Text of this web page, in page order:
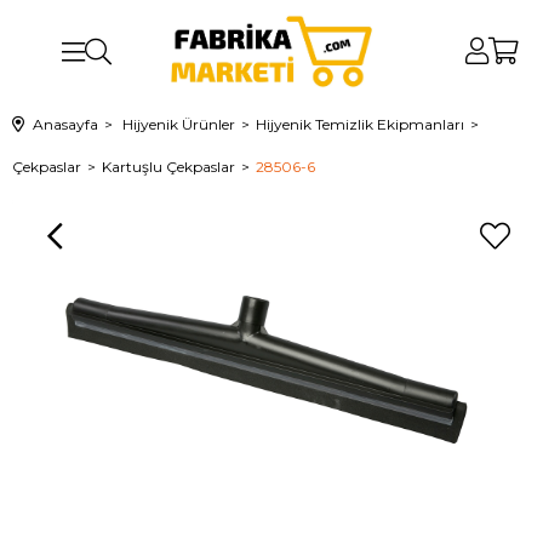
Anasayfa Hijyenik Ürünler Hijyenik Temizlik Ekipmanları
Çekpaslar Kartuşlu Çekpaslar 28506-6